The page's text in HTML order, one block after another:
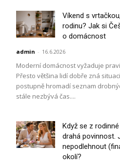
Víkend s
rodinu? Jak si
o domácnost
admin - 16.6.2026
Moderní domácnost vyžaduje
Přesto většina lidí dobře zná
postupně hromadí seznam
stále nezbývá čas....
Když se z
drahá povinnost.
nepodlehnout
okolí?